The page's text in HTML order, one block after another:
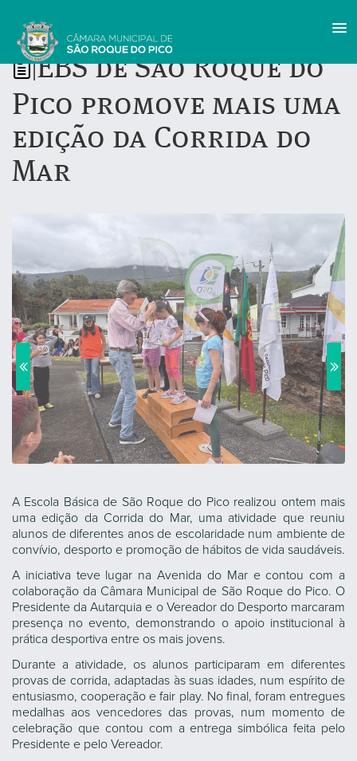
EBS de São Roque do
Pico promove mais uma
edição da Corrida do
Mar
A Escola Básica de São Roque do Pico realizou ontem mais
uma edição da Corrida do Mar, uma atividade que reuniu
alunos de diferentes anos de escolaridade num ambiente de
convívio, desporto e promoção de hábitos de vida saudáveis.
A iniciativa teve lugar na Avenida do Mar e contou com a
colaboração da Câmara Municipal de São Roque do Pico. O
Presidente da Autarquia e o Vereador do Desporto marcaram
presença no evento, demonstrando o apoio institucional à
prática desportiva entre os mais jovens.
Durante a atividade, os alunos participaram em diferentes
provas de corrida, adaptadas às suas idades, num espírito de
entusiasmo, cooperação e fair play. No final, foram entregues
medalhas aos vencedores das provas, num momento de
celebração que contou com a entrega simbólica feita pelo
Presidente e pelo Vereador.